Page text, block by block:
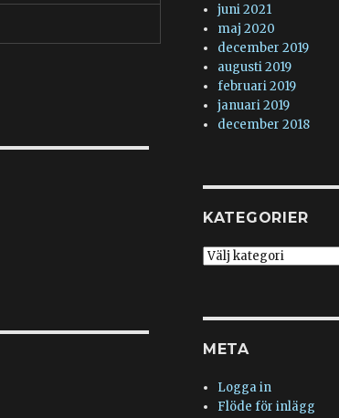
juni 2021
maj 2020
december 2019
augusti 2019
februari 2019
januari 2019
december 2018
KATEGORIER
Kategorier
META
Logga in
Flöde för inlägg